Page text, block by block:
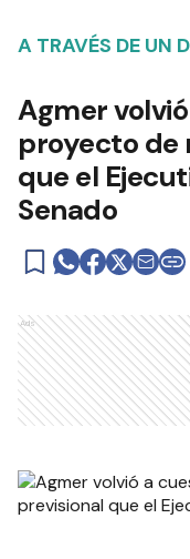
A TRAVÉS DE UN
Agmer
proyecto de
que el
Senado
Ads